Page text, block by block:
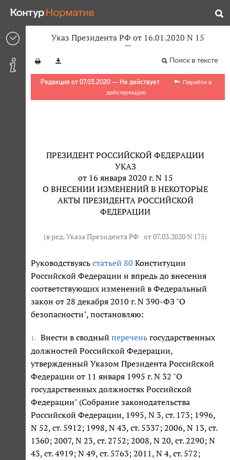
Указ Президента РФ от 16.01.2020 N 15
Поиск в тексте
Редакция от 07.03.2020 — Не действует
Перейти в
действующую
ПРЕЗИДЕНТ РОССИЙСКОЙ ФЕДЕРАЦИИ
УКАЗ
от 16 января 2020 г. N 15
О ВНЕСЕНИИ ИЗМЕНЕНИЙ В НЕКОТОРЫЕ
АКТЫ ПРЕЗИДЕНТА РОССИЙСКОЙ
ФЕДЕРАЦИИ
(в ред. Указа Президента РФ от 07.03.2020 N 175)
Руководствуясь статьей 80 Конституции
Российской Федерации и впредь до внесения
соответствующих изменений в Федеральный
закон от 28 декабря 2010 г. N 390-ФЗ "О
безопасности", постановляю:
1. Внести в сводный перечень государственных
должностей Российской Федерации,
утвержденный Указом Президента Российской
Федерации от 11 января 1995 г. N 32 "О
государственных должностях Российской
Федерации" (Собрание законодательства
Российской Федерации, 1995, N 3, ст. 173; 1996,
N 52, ст. 5912; 1998, N 43, ст. 5337; 2006, N 13, ст.
1360; 2007, N 23, ст. 2752; 2008, N 20, ст. 2290; N
43, ст. 4919; N 49, ст. 5763; 2011, N 4, ст. 572;